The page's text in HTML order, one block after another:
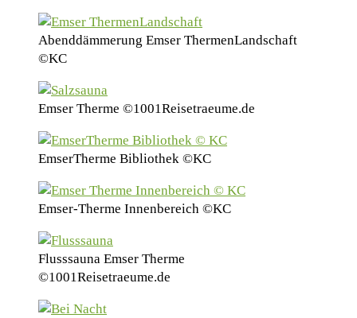
Abenddämmerung Emser ThermenLandschaft
©KC
Emser Therme ©1001Reisetraeume.de
EmserTherme Bibliothek ©KC
Emser-Therme Innenbereich ©KC
Flusssauna Emser Therme
©1001Reisetraeume.de